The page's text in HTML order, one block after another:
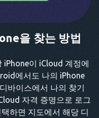
을 찾는 방법
iPhone이 iCloud 계정에
에서도 나의 iPhone
바이스에서 나의 찾기
자격 증명으로 로그
하면 지도에서 해당 디